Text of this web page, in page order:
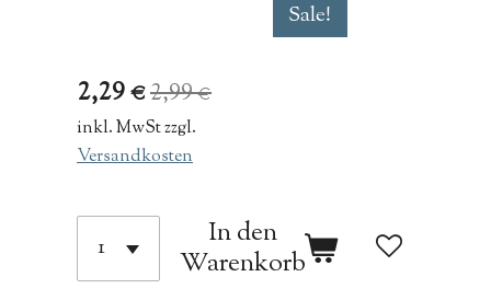
Sale!
2,29 €2,99 €
inkl. MwSt zzgl.
Versandkosten
In den
Warenkorb